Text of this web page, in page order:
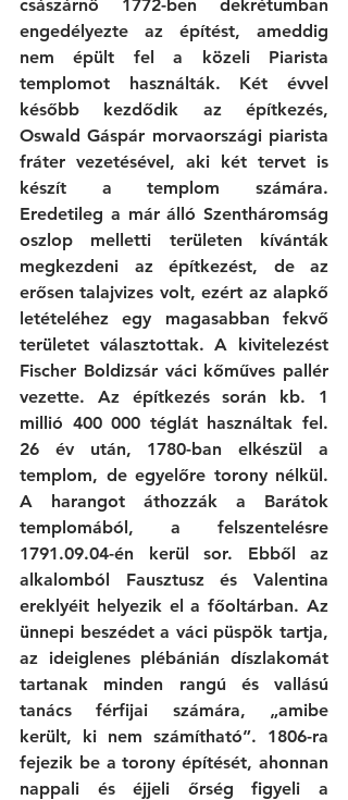
császárnő 1772-ben dekrétumban
engedélyezte az építést, ameddig
nem épült fel a közeli Piarista
templomot használták. Két évvel
később kezdődik az építkezés,
Oswald Gáspár morvaországi piarista
fráter vezetésével, aki két tervet is
készít a templom számára.
Eredetileg a már álló Szentháromság
oszlop melletti területen kívánták
megkezdeni az építkezést, de az
erősen talajvizes volt, ezért az alapkő
letételéhez egy magasabban fekvő
területet választottak. A kivitelezést
Fischer Boldizsár váci kőműves pallér
vezette. Az építkezés során kb. 1
millió 400 000 téglát használtak fel.
26 év után, 1780-ban elkészül a
templom, de egyelőre torony nélkül.
A harangot áthozzák a Barátok
templomából, a felszentelésre
1791.09.04-én kerül sor. Ebből az
alkalomból Fausztusz és Valentina
ereklyéit helyezik el a főoltárban. Az
ünnepi beszédet a váci püspök tartja,
az ideiglenes plébánián díszlakomát
tartanak minden rangú és vallású
tanács férfijai számára, „amibe
került, ki nem számítható”. 1806-ra
fejezik be a torony építését, ahonnan
nappali és éjjeli őrség figyeli a